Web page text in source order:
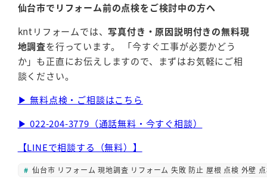
仙台市でリフォーム前の点検をご検討中の方へ
kntリフォームでは、写真付き・原因説明付きの無料現
地調査を行っています。 「今すぐ工事が必要かどう
か」も正直にお伝えしますので、まずはお気軽にご相
談ください。
▶ 無料点検・ご相談はこちら
▶ 022-204-3779（通話無料・今すぐ相談）
【LINEで相談する（無料）】
仙台市 リフォーム 現地調査 リフォーム 失敗 防止 屋根 点検 外壁